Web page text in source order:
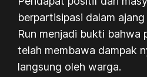
berpartisipasi dalam
Run menjadi bukti bahwa
telah membawa dampak
langsung oleh warga.